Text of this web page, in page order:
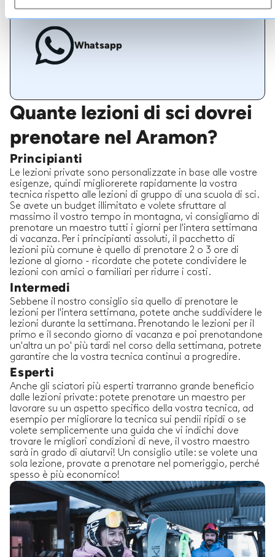
Whatsapp
Quante lezioni di sci dovrei
prenotare nel Aramon?
Principianti
Le lezioni private sono personalizzate in base alle vostre
esigenze, quindi migliorerete rapidamente la vostra
tecnica rispetto alle lezioni di gruppo di una scuola di sci.
Se avete un budget illimitato e volete sfruttare al
massimo il vostro tempo in montagna, vi consigliamo di
prenotare un maestro tutti i giorni per l'intera settimana
di vacanza. Per i principianti assoluti, il pacchetto di
lezioni più comune è quello di prenotare 2 o 3 ore di
lezione al giorno - ricordate che potete condividere le
lezioni con amici o familiari per ridurre i costi.
Intermedi
Sebbene il nostro consiglio sia quello di prenotare le
lezioni per l'intera settimana, potete anche suddividere le
lezioni durante la settimana. Prenotando le lezioni per il
primo e il secondo giorno di vacanza e poi prenotandone
un'altra un po' più tardi nel corso della settimana, potrete
garantire che la vostra tecnica continui a progredire.
Esperti
Anche gli sciatori più esperti trarranno grande beneficio
dalle lezioni private: potete prenotare un maestro per
lavorare su un aspetto specifico della vostra tecnica, ad
esempio per migliorare la tecnica sui pendii ripidi o se
volete semplicemente una guida che vi indichi dove
trovare le migliori condizioni di neve, il vostro maestro
sarà in grado di aiutarvi! Un consiglio utile: se volete una
sola lezione, provate a prenotare nel pomeriggio, perché
spesso è più economico!